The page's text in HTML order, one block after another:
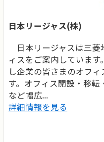
日本リージャス(株)
日本リージャスは三菱
ィスをご案内していま
し企業の皆さまのオフ
す。オフィス開設・移
など幅広...
詳細情報を見る